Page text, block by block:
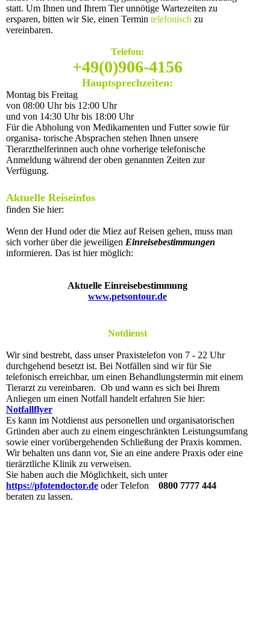
statt. Um Ihnen und Ihrem Tier unnötige Wartezeiten zu
ersparen, bitten wir Sie, einen Termin telefonisch zu
vereinbaren.
Telefon:
+49(0)906-4156
Hauptsprechzeiten:
Montag bis Freitag
von 08:00 Uhr bis 12:00 Uhr
und von 14:30 Uhr bis 18:00 Uhr
Für die Abholung von Medikamenten und Futter sowie für
organisa- torische Absprachen stehen Ihnen unsere
Tierarzthelferinnen auch ohne vorherige telefonische
Anmeldung während der oben genannten Zeiten zur
Verfügung.
Aktuelle Reiseinfos
finden Sie hier:
Wenn der Hund oder die Miez auf Reisen gehen, muss man
sich vorher über die jeweiligen Einreisebestimmungen
informieren. Das ist hier möglich:
Aktuelle Einreisebestimmung
www.petsontour.de
Notdienst
Wir sind bestrebt, dass unser Praxistelefon von 7 - 22 Uhr
durchgehend besetzt ist. Bei Notfällen sind wir für Sie
telefonisch erreichbar, um einen Behandlungstermin mit einem
Tierarzt zu vereinbaren. Ob und wann es sich bei Ihrem
Anliegen um einen Notfall handelt erfahren Sie hier:
Notfallflyer
Es kann im Notdienst aus personellen und organisatorischen
Gründen aber auch zu einem eingeschränkten Leistungsumfang
sowie einer vorübergehenden Schließung der Praxis kommen.
Wir behalten uns dann vor, Sie an eine andere Praxis oder eine
tierärztliche Klinik zu verweisen.
Sie haben auch die Möglichkeit, sich unter
https://pfotendoctor.de oder Telefon 0800 7777 444
beraten zu lassen.